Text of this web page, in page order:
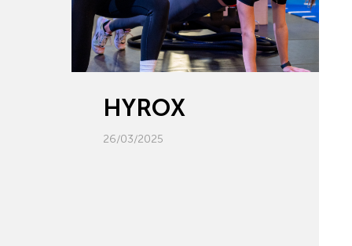
HYROX
26/03/2025